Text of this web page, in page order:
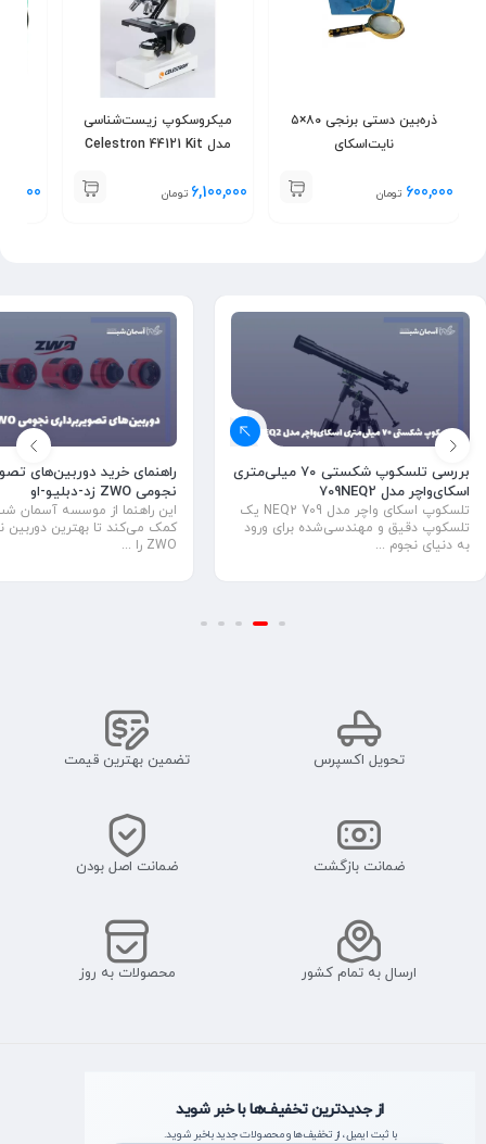
ذره‌بين دستی برنجی ۸۰×۵
نايت‌اسكای
600,000 تومان
میکروسکوپ زیست‌شناسی
مدل Celestron 44121 Kit
6,100,000 تومان
بررسی تلسکوپ شکستی ۷۰ میلی‌متری
اسکای‌واچر مدل 709NEQ2
تلسکوپ اسکای واچر مدل 709 NEQ2 یک
تلسکوپ دقیق و مهندسی‌شده برای ورود
به دنیای نجوم ...
راهنمای خرید دوربین‌های
نجومی ZWO زد-دبلیو-او
این راهنما از موسسه آسمان
کمک می‌کند تا بهترین دوربین
ZWO را ...
تحویل اکسپرس تضمین بهترین قیمت
ضمانت بازگشت ضمانت اصل بودن
ارسال به تمام کشور محصولات به روز
از جدیدترین تخفیف‌ها با خبر شوید
با ثبت ایمیل، از تخفیف‌ها و محصولات جدید با‌خبر شوید.